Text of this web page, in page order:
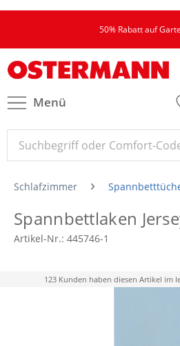
50% Rabatt auf
Menü
Schlafzimmer
Spannbettlaken
Artikel-Nr.: 445746-1
123 Kunden haben diesen Artikel im